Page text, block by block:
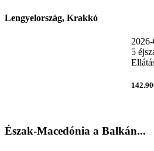
Lengyelország, Krakkó
5
Észak-Macedónia a Balkán...